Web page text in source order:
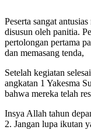
Peserta sangat
disusun oleh panitia.
pertolongan pertama
dan memasang tenda,
Setelah kegiatan
angkatan 1 Yakesma
bahwa mereka telah
Insya Allah tahun
2. Jangan lupa ikutan